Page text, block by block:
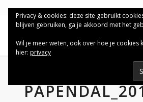
Privacy & cookies: deze site gebruikt
blijven gebruiken, ga je akkoord met het
Wil je meer weten, ook over hoe je cookies
hier: privacy